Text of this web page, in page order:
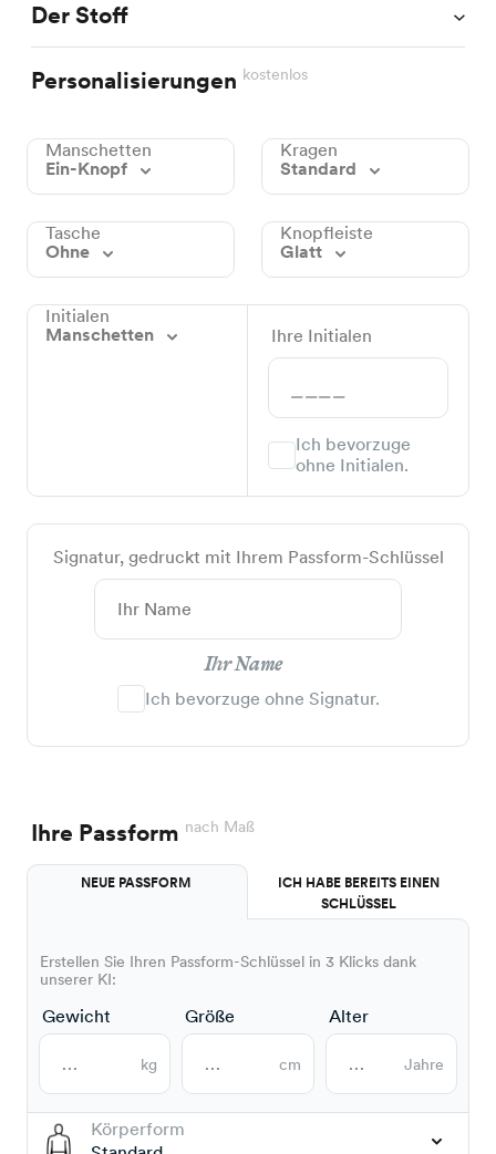
Der Stoff
Personalisierungen kostenlos
Manschetten
Ein-Knopf
Kragen
Standard
Tasche
Ohne
Knopfleiste
Glatt
Initialen
Manschetten
Ihre Initialen
Ich bevorzuge
ohne Initialen.
Signatur, gedruckt mit Ihrem Passform-Schlüssel
Ihr Name
Ich bevorzuge ohne Signatur.
Ihre Passform nach Maß
NEUE PASSFORM
ICH HABE BEREITS EINEN
SCHLÜSSEL
Erstellen Sie Ihren Passform-Schlüssel in 3 Klicks dank
unserer KI:
Gewicht
kg
Größe
cm
Alter
Jahre
Körperform